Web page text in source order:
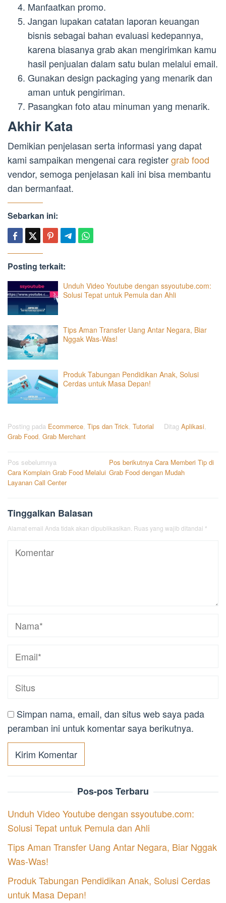
Manfaatkan promo.
Jangan lupakan catatan laporan keuangan
bisnis sebagai bahan evaluasi kedepannya,
karena biasanya grab akan mengirimkan kamu
hasil penjualan dalam satu bulan melalui email.
Gunakan design packaging yang menarik dan
aman untuk pengiriman.
Pasangkan foto atau minuman yang menarik.
Akhir Kata
Demikian penjelasan serta informasi yang dapat
kami sampaikan mengenai cara registergrab food
vendor, semoga penjelasan kali ini bisa membantu
dan bermanfaat.
Sebarkan ini:
Posting terkait:
Unduh Video Youtube dengan ssyoutube.com:
Solusi Tepat untuk Pemula dan Ahli
Tips Aman Transfer Uang Antar Negara, Biar
Nggak Was-Was!
Produk Tabungan Pendidikan Anak, Solusi
Cerdas untuk Masa Depan!
Posting pada Ecommerce, Tips dan Trick, Tutorial Ditag Aplikasi,
Grab Food, Grab Merchant
Navigasi
pos
Pos sebelumnya
Cara Komplain Grab Food Melalui
Layanan Call Center
Pos berikutnyaCara Memberi Tip di
Grab Food dengan Mudah
Tinggalkan Balasan
Alamat email Anda tidak akan dipublikasikan. Ruas yang wajib ditandai *
Simpan nama, email, dan situs web saya pada
peramban ini untuk komentar saya berikutnya.
Pos-pos Terbaru
Unduh Video Youtube dengan ssyoutube.com:
Solusi Tepat untuk Pemula dan Ahli
Tips Aman Transfer Uang Antar Negara, Biar Nggak
Was-Was!
Produk Tabungan Pendidikan Anak, Solusi Cerdas
untuk Masa Depan!